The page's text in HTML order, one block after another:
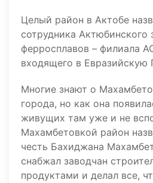
Целый район в Актобе
сотрудника Актюбинского
ферросплавов – филиала
входящего в Евразийскую
Многие знают о
города, но как она
живущих там уже и не
Махамбетовкой район
честь Бахиджана
снабжал заводчан
продуктами и делал все,